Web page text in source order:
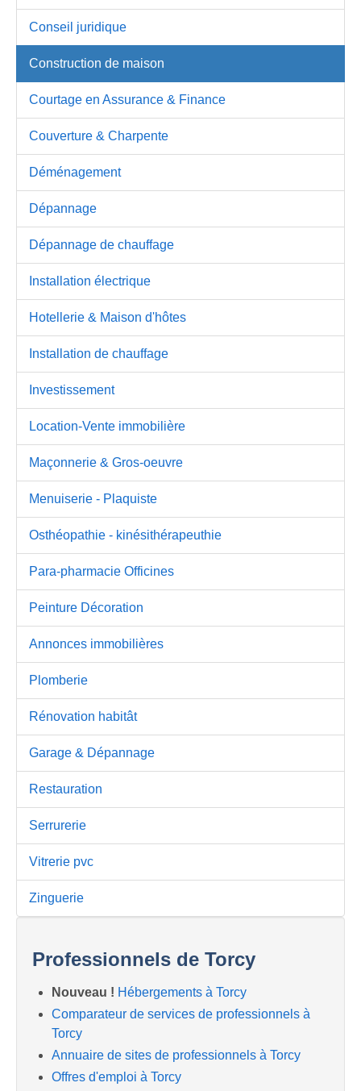
Conseil juridique
Construction de maison
Courtage en Assurance & Finance
Couverture & Charpente
Déménagement
Dépannage
Dépannage de chauffage
Installation électrique
Hotellerie & Maison d'hôtes
Installation de chauffage
Investissement
Location-Vente immobilière
Maçonnerie & Gros-oeuvre
Menuiserie - Plaquiste
Osthéopathie - kinésithérapeuthie
Para-pharmacie Officines
Peinture Décoration
Annonces immobilières
Plomberie
Rénovation habitât
Garage & Dépannage
Restauration
Serrurerie
Vitrerie pvc
Zinguerie
Professionnels de Torcy
Nouveau ! Hébergements à Torcy
Comparateur de services de professionnels à
Torcy
Annuaire de sites de professionnels à Torcy
Offres d'emploi à Torcy